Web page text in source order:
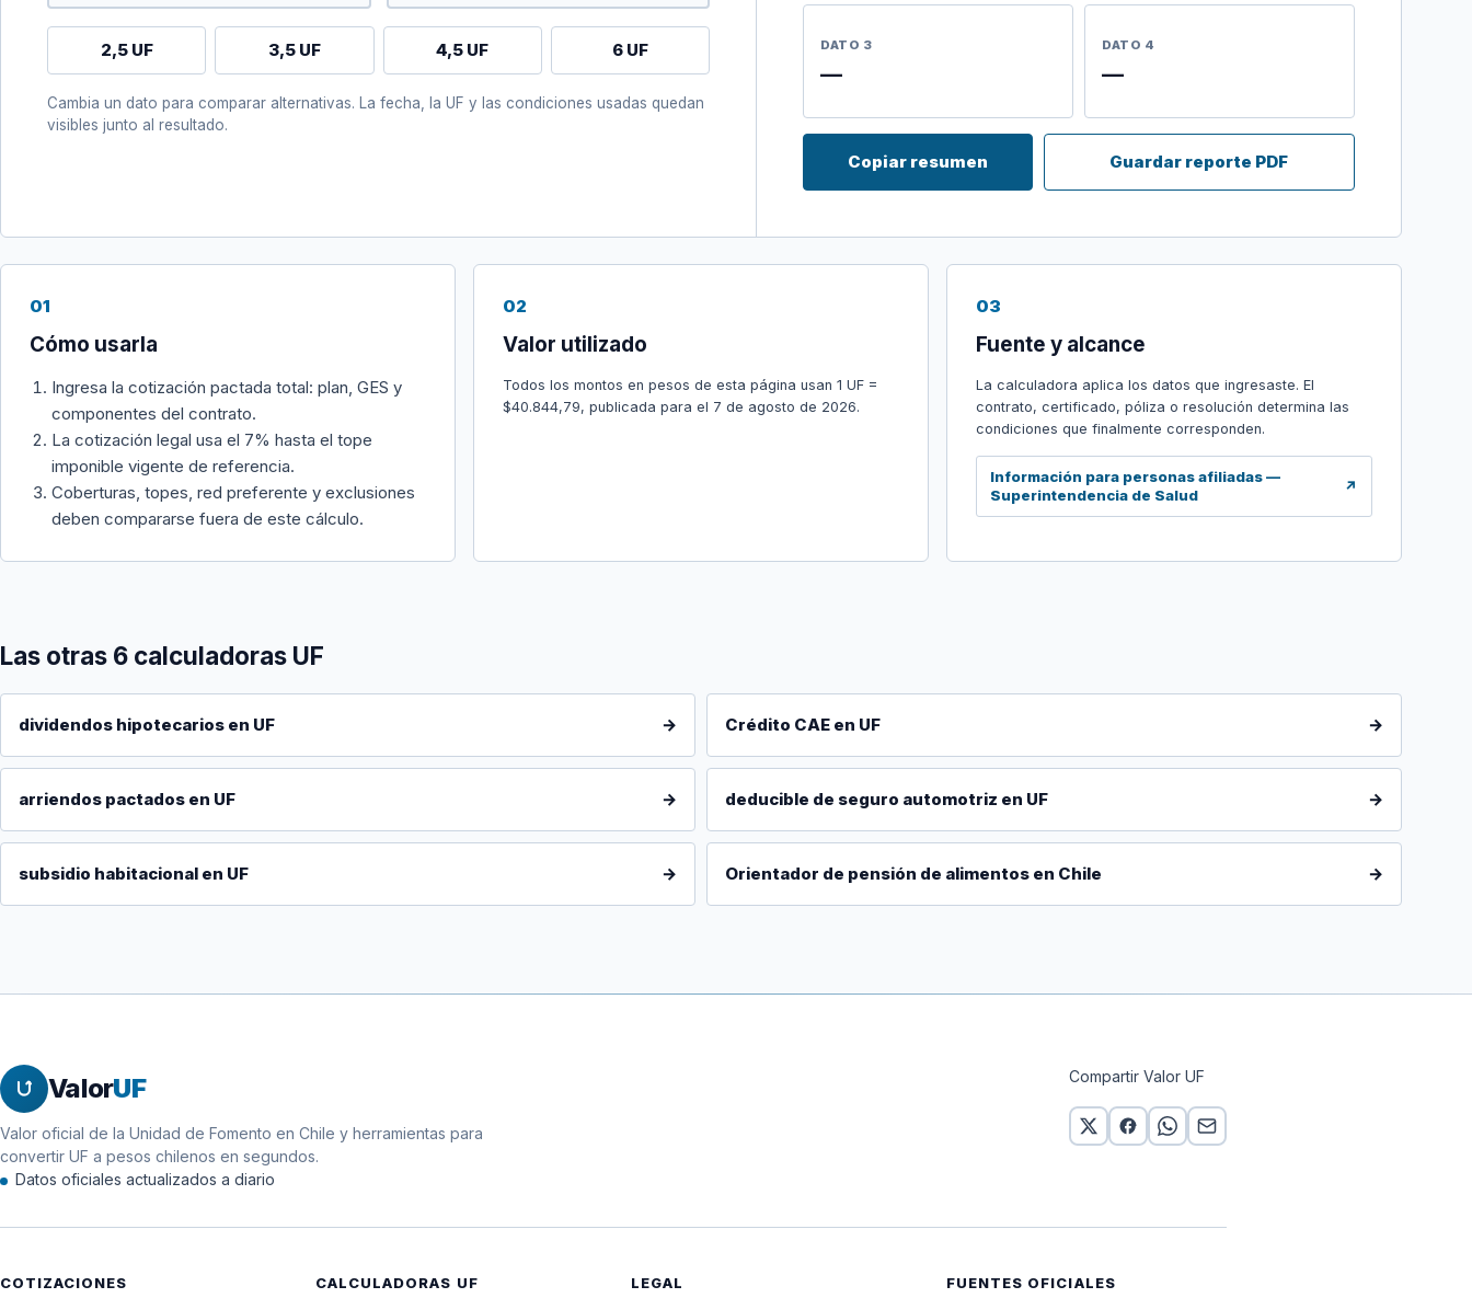
2,5 UF 3,5 UF 4,5 UF 6 UF
Cambia un dato para comparar alternativas. La fecha, la UF y las condiciones usadas quedan
visibles junto al resultado.
DATO 3
—
DATO 4
—
Copiar resumen Guardar reporte PDF
01
Cómo usarla
Ingresa la cotización pactada total: plan, GES y
componentes del contrato.
La cotización legal usa el 7% hasta el tope
imponible vigente de referencia.
Coberturas, topes, red preferente y exclusiones
deben compararse fuera de este cálculo.
02
Valor utilizado
Todos los montos en pesos de esta página usan 1 UF =
$40.844,79, publicada para el 7 de agosto de 2026.
03
Fuente y alcance
La calculadora aplica los datos que ingresaste. El
contrato, certificado, póliza o resolución determina las
condiciones que finalmente corresponden.
Información para personas afiliadas —
Superintendencia de Salud
↗
Las otras 6 calculadoras UF
dividendos hipotecarios en UF → Crédito CAE en UF →
arriendos pactados en UF → deducible de seguro automotriz en UF →
subsidio habitacional en UF → Orientador de pensión de alimentos en Chile →
ValorUF
Valor oficial de la Unidad de Fomento en Chile y herramientas para
convertir UF a pesos chilenos en segundos.
Datos oficiales actualizados a diario
Compartir Valor UF
COTIZACIONES CALCULADORAS UF LEGAL FUENTES OFICIALES